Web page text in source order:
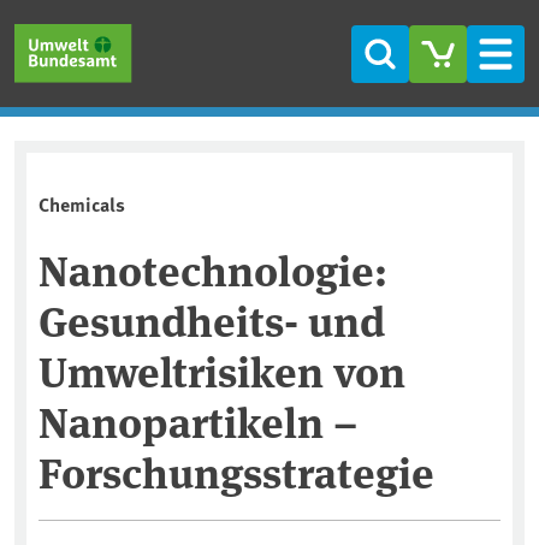
Search
Chemicals
Nanotechnologie:
Gesundheits- und
Umweltrisiken von
Nanopartikeln –
Forschungsstrategie